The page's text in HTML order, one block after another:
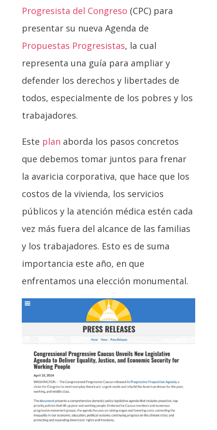
Progresista del Congreso (CPC) para
presentar su nueva Agenda de
Propuestas Progresistas, la cual
representa una guía para ampliar y
defender los derechos y libertades de
todos, especialmente de los pobres y los
trabajadores.
Este plan aborda los pasos concretos
que debemos tomar juntos para frenar
la avaricia corporativa, que hace que los
costos de la vivienda, los servicios
públicos y la atención médica estén cada
vez más fuera del alcance de las familias
y los trabajadores. Esto es de suma
importancia este año, en que
enfrentamos una elección monumental.